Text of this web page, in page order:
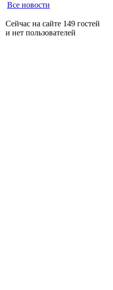
Все новости
Сейчас на сайте 149 гостей
и нет пользователей